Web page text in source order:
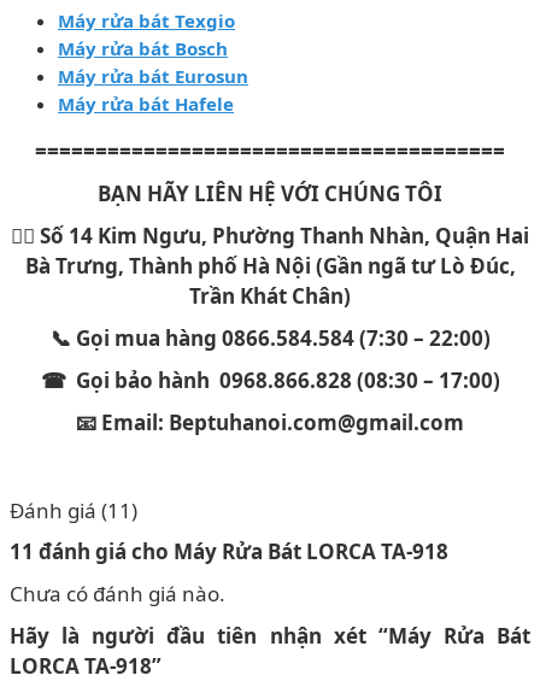
Máy rửa bát Texgio
Máy rửa bát Bosch
Máy rửa bát Eurosun
Máy rửa bát Hafele
=======================================
BẠN HÃY LIÊN HỆ VỚI CHÚNG TÔI
🏳️‍🌈 Số 14 Kim Ngưu, Phường Thanh Nhàn, Quận Hai
Bà Trưng, Thành phố Hà Nội (Gần ngã tư Lò Đúc,
Trần Khát Chân)
📞 Gọi mua hàng 0866.584.584 (7:30 – 22:00)
☎ Gọi bảo hành 0968.866.828 (08:30 – 17:00)
📧 Email: Beptuhanoi.com@gmail.com
Đánh giá (11)
11 đánh giá cho Máy Rửa Bát LORCA TA-918
Chưa có đánh giá nào.
Hãy là người đầu tiên nhận xét “Máy Rửa Bát
LORCA TA-918”